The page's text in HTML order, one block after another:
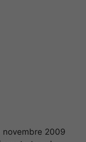
novembre 2009